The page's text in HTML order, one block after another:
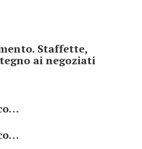
Staffette,
ai negoziati